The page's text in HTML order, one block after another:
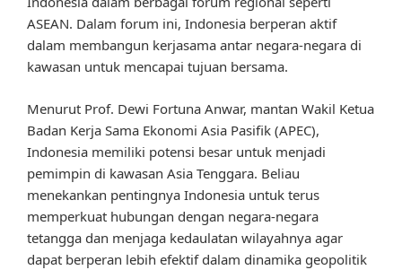
ASEAN. Dalam forum ini, Indonesia berperan aktif
dalam membangun kerjasama antar negara-negara di
kawasan untuk mencapai tujuan bersama.
Menurut Prof. Dewi Fortuna Anwar, mantan Wakil Ketua
Badan Kerja Sama Ekonomi Asia Pasifik (APEC),
Indonesia memiliki potensi besar untuk menjadi
pemimpin di kawasan Asia Tenggara. Beliau
menekankan pentingnya Indonesia untuk terus
memperkuat hubungan dengan negara-negara
tetangga dan menjaga kedaulatan wilayahnya agar
dapat berperan lebih efektif dalam dinamika geopolitik